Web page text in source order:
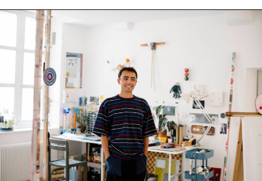
MAGAZINE
ESPACES DE PRATIQUE ARTISTIQUE
Recherche
Connexion
↓